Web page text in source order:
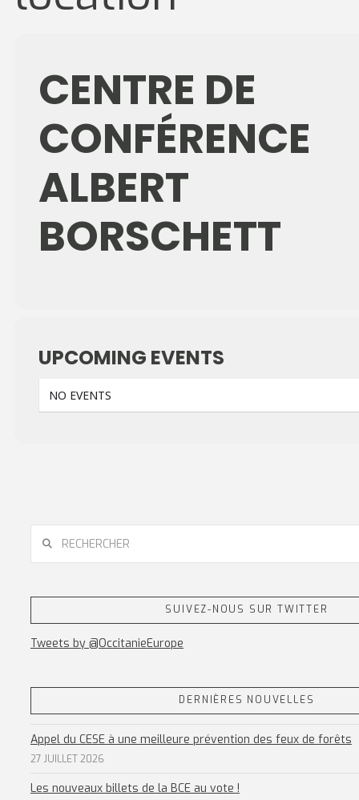
CENTRE DE
CONFÉRENCE
ALBERT
BORSCHETT
UPCOMING EVENTS
NO EVENTS
SUIVEZ-NOUS SUR TWITTER
Tweets by @OccitanieEurope
DERNIÈRES NOUVELLES
Appel du CESE à une meilleure prévention des feux de forêts
27 JUILLET 2026
Les nouveaux billets de la BCE au vote !